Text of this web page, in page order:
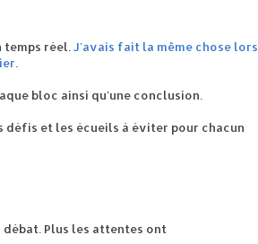
réel. J'avais fait la même chose lors
bloc ainsi qu'une conclusion.
et les écueils à éviter pour chacun
Plus les attentes ont